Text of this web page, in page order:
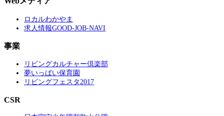
ロカルわかやま
求人情報GOOD-JOB-NAVI
事業
リビングカルチャー倶楽部
夢いっぱい保育園
リビングフェスタ2017
CSR